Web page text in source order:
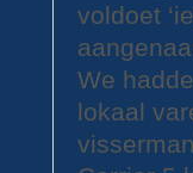
voldoet
We
lokaal